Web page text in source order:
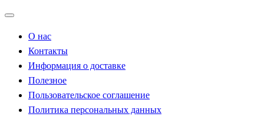
О нас
Контакты
Информация о доставке
Полезное
Пользовательское соглашение
Политика персональных данных